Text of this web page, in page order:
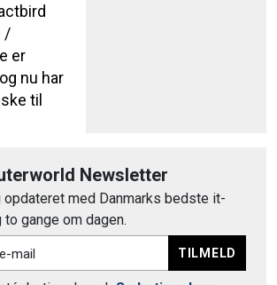
/
er
nu har
til
Newsletter
opdateret med Danmarks bedste it-
gange om dagen.
mail TILMELD